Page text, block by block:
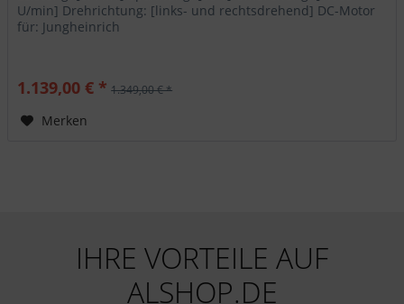
U/min] Drehrichtung: [links- und rechtsdrehend] DC-Motor
für: Jungheinrich
1.139,00 € * 1.349,00 € *
Merken
IHRE VORTEILE AUF
ALSHOP.DE